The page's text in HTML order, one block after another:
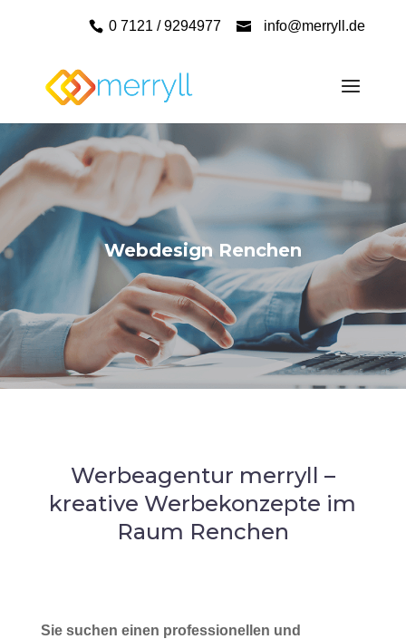
0 7121 / 9294977 info@merryll.de
Webdesign Renchen
Werbeagentur merryll –
kreative Werbekonzepte im
Raum Renchen
Sie suchen einen professionellen und